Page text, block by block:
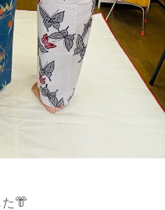
👘